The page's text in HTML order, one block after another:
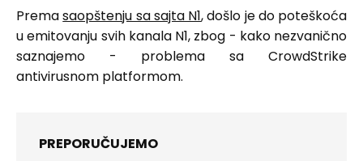
Premasaopštenju sa sajta N1, došlo je do poteškoća
u emitovanju svih kanala N1, zbog - kako nezvanično
saznajemo - problema sa CrowdStrike
antivirusnom platformom.
PREPORUČUJEMO